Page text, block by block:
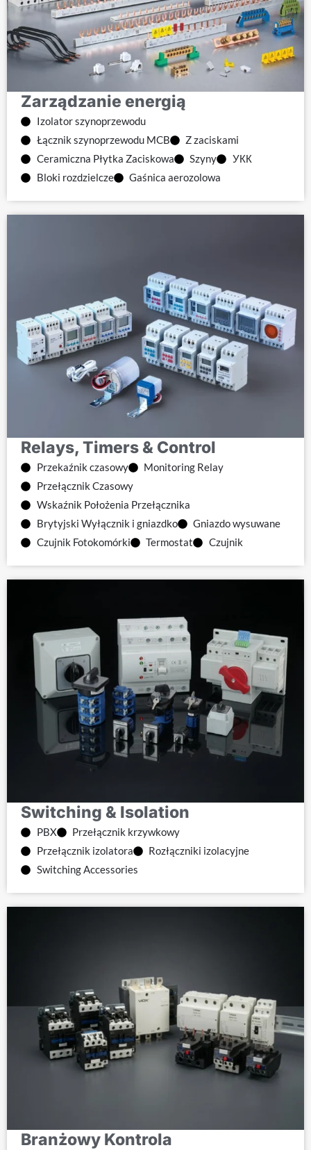
Zarządzanie energią
Izolator szynoprzewodu
Łącznik szynoprzewodu MCB
Z zaciskami
Ceramiczna Płytka Zaciskowa
Szyny
УКК
Bloki rozdzielcze
Gaśnica aerozolowa
Relays, Timers & Control
Przekaźnik czasowy
Monitoring Relay
Przełącznik Czasowy
Wskaźnik Położenia Przełącznika
Brytyjski Wyłącznik i gniazdko
Gniazdo wysuwane
Czujnik Fotokomórki
Termostat Czujnik
Switching & Isolation
PBX
Przełącznik krzywkowy
Przełącznik izolatora
Rozłączniki izolacyjne
Switching Accessories
Branżowy Kontrola